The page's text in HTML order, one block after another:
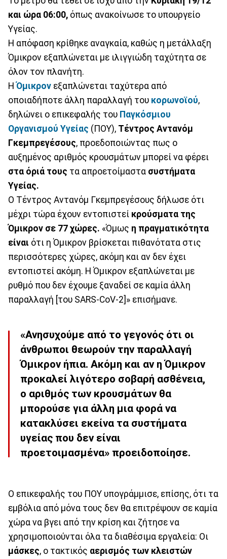
και ώρα 06:00, όπως ανακοίνωσε το υπουργείο
Υγείας.
Η απόφαση κρίθηκε αναγκαία, καθώς η μετάλλαξη
Όμικρον εξαπλώνεται με ιλιγγιώδη ταχύτητα σε
όλον τον πλανήτη.
ΗΌμικρον εξαπλώνεται ταχύτερα από
οποιαδήποτε άλλη παραλλαγή του κορωνοϊού,
δηλώνει ο επικεφαλής του Παγκόσμιου
Οργανισμού Υγείας (ΠΟΥ), Τέντρος Αντανόμ
Γκεμπρεγέσους, προεδοποιώντας πως ο
αυξημένος αριθμός κρουσμάτων μπορεί να φέρει
στα όριά τους τα απροετοίμαστα συστήματα
Υγείας.
Ο Τέντρος Αντανόμ Γκεμπρεγέσους δήλωσε ότι
μέχρι τώρα έχουν εντοπιστεί κρούσματα της
Όμικρον σε 77 χώρες. «Όμως η πραγματικότητα
είναι ότι η Όμικρον βρίσκεται πιθανότατα στις
περισσότερες χώρες, ακόμη και αν δεν έχει
εντοπιστεί ακόμη. Η Όμικρον εξαπλώνεται με
ρυθμό που δεν έχουμε ξαναδεί σε καμία άλλη
παραλλαγή [του SARS-CoV-2]» επισήμανε.
«Ανησυχούμε από το γεγονός ότι οι
άνθρωποι θεωρούν την παραλλαγή
Όμικρον ήπια. Ακόμη και αν η Όμικρον
προκαλεί λιγότερο σοβαρή ασθένεια,
ο αριθμός των κρουσμάτων θα
μπορούσε για άλλη μια φορά να
κατακλύσει εκείνα τα συστήματα
υγείας που δεν είναι
προετοιμασμένα» προειδοποίησε.
Ο επικεφαλής του ΠΟΥ υπογράμμισε, επίσης, ότι τα
εμβόλια από μόνα τους δεν θα επιτρέψουν σε καμία
χώρα να βγει από την κρίση και ζήτησε να
χρησιμοποιούνται όλα τα διαθέσιμα εργαλεία: Οι
μάσκες, ο τακτικός αερισμός των κλειστών